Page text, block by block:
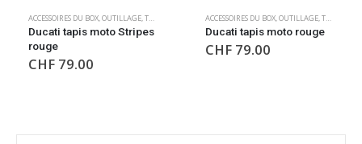
ACCESSOIRES DU BOX OUTILLAGE TAPIS DE SOL TAPIS DE SOL
Ducati tapis moto Stripes
rouge
CHF 79.00
ACCESSOIRES DU BOX OUTILLAGE TAPIS DE SOL
Ducati tapis moto rouge
CHF 79.00